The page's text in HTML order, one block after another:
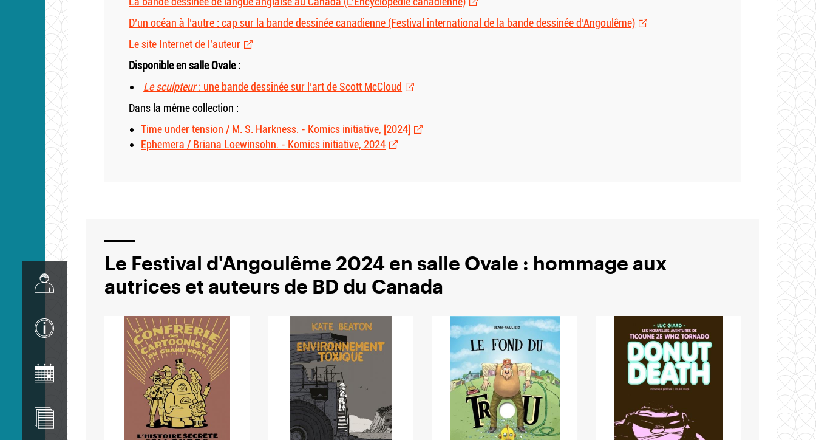
D’un océan à l’autre : cap sur la bande dessinée canadienne (Festival international de la bande dessinée d’Angoulême)
Le site Internet de l’auteur
Disponible en salle Ovale :
Le sculpteur: une bande dessinée sur l’art de Scott McCloud
Dans la même collection :
Time under tension / M. S. Harkness. - Komics initiative, [2024]
Ephemera / Briana Loewinsohn. - Komics initiative, 2024
Le Festival d'Angoulême 2024 en salle Ovale : hommage aux
autrices et auteurs de BD du Canada